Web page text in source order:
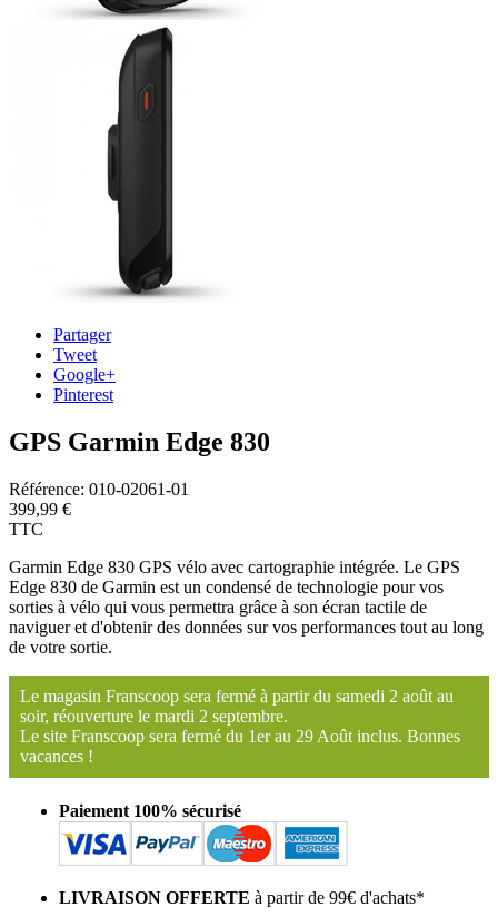
Partager
Tweet
Google+
Pinterest
GPS Garmin Edge 830
Référence: 010-02061-01
399,99 €
TTC
Garmin Edge 830 GPS vélo avec cartographie intégrée. Le GPS
Edge 830 de Garmin est un condensé de technologie pour vos
sorties à vélo qui vous permettra grâce à son écran tactile de
naviguer et d'obtenir des données sur vos performances tout au long
de votre sortie.
Le magasin Franscoop sera fermé à partir du samedi 2 août au
soir, réouverture le mardi 2 septembre.
Le site Franscoop sera fermé du 1er au 29 Août inclus. Bonnes
vacances !
Paiement 100% sécurisé
LIVRAISON OFFERTE à partir de 99€ d'achats*